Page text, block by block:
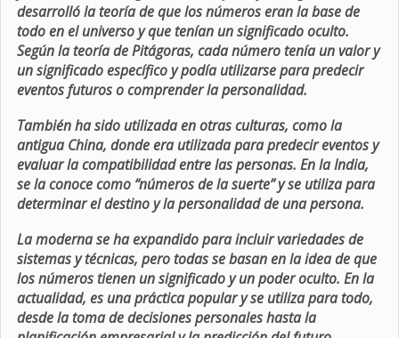
desarrolló la teoría de que los números eran la base de
todo en el universo y que tenían un significado oculto.
Según la teoría de Pitágoras, cada número tenía un valor y
un significado específico y podía utilizarse para predecir
eventos futuros o comprender la personalidad.
También ha sido utilizada en otras culturas, como la
antigua China, donde era utilizada para predecir eventos y
evaluar la compatibilidad entre las personas. En la India,
se la conoce como “números de la suerte” y se utiliza para
determinar el destino y la personalidad de una persona.
La moderna se ha expandido para incluir variedades de
sistemas y técnicas, pero todas se basan en la idea de que
los números tienen un significado y un poder oculto. En la
actualidad, es una práctica popular y se utiliza para todo,
desde la toma de decisiones personales hasta la